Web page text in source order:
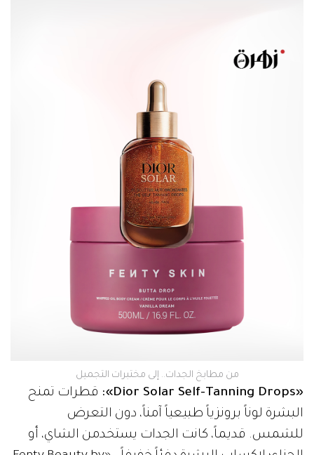
من مطابخ الجدات.. إلى مختبرات التجميل
«Dior Solar Self-Tanning Drops»:
قطرات تمنح
البشرة لوناً برونزياً طبيعياً آمناً، دون التعرض
للشمس. قديماً، كانت الجدات يستخدمن الشاي، أو